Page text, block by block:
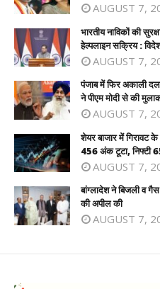
AUGUST 7,
भारतीय नाविकों की
हेल्पलाइन सक्रिय :
AUGUST 7,
पंजाब में फिर अकाली
ने पीएम मोदी से की
AUGUST 7,
शेयर बाजार में गिरावट
456 अंक टूटा, निफ्टी
AUGUST 7,
बांग्लादेश ने बिजली व
की अपील की
AUGUST 7,